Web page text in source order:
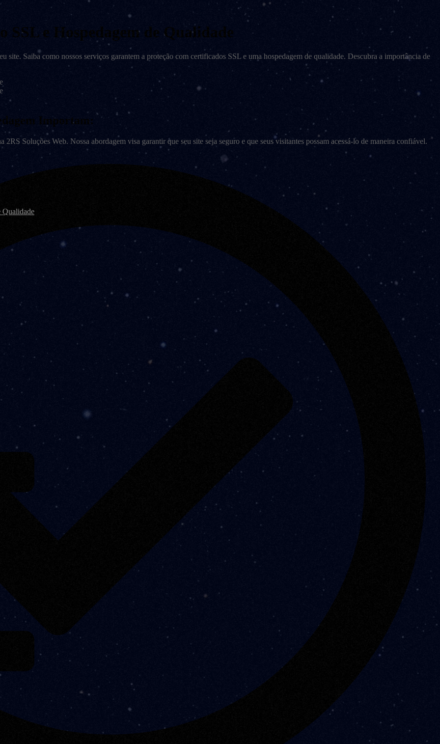
Qualidade
SSL e Hospedagem de Qualidade
site. Saiba como nossos serviços garantem a proteção com certificados SSL e uma hospedagem de qualidade. Descubra a importância de
Importam:
Soluções Web. Nossa abordagem visa garantir que seu site seja seguro e que seus visitantes possam acessá-lo de maneira confiável.